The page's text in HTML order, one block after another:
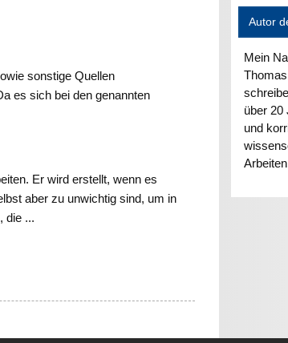
sonstige Quellen
es sich bei den genannten
Er wird erstellt, wenn es
aber zu unwichtig sind, um in
die ...
Autor
Mein
über 20
und